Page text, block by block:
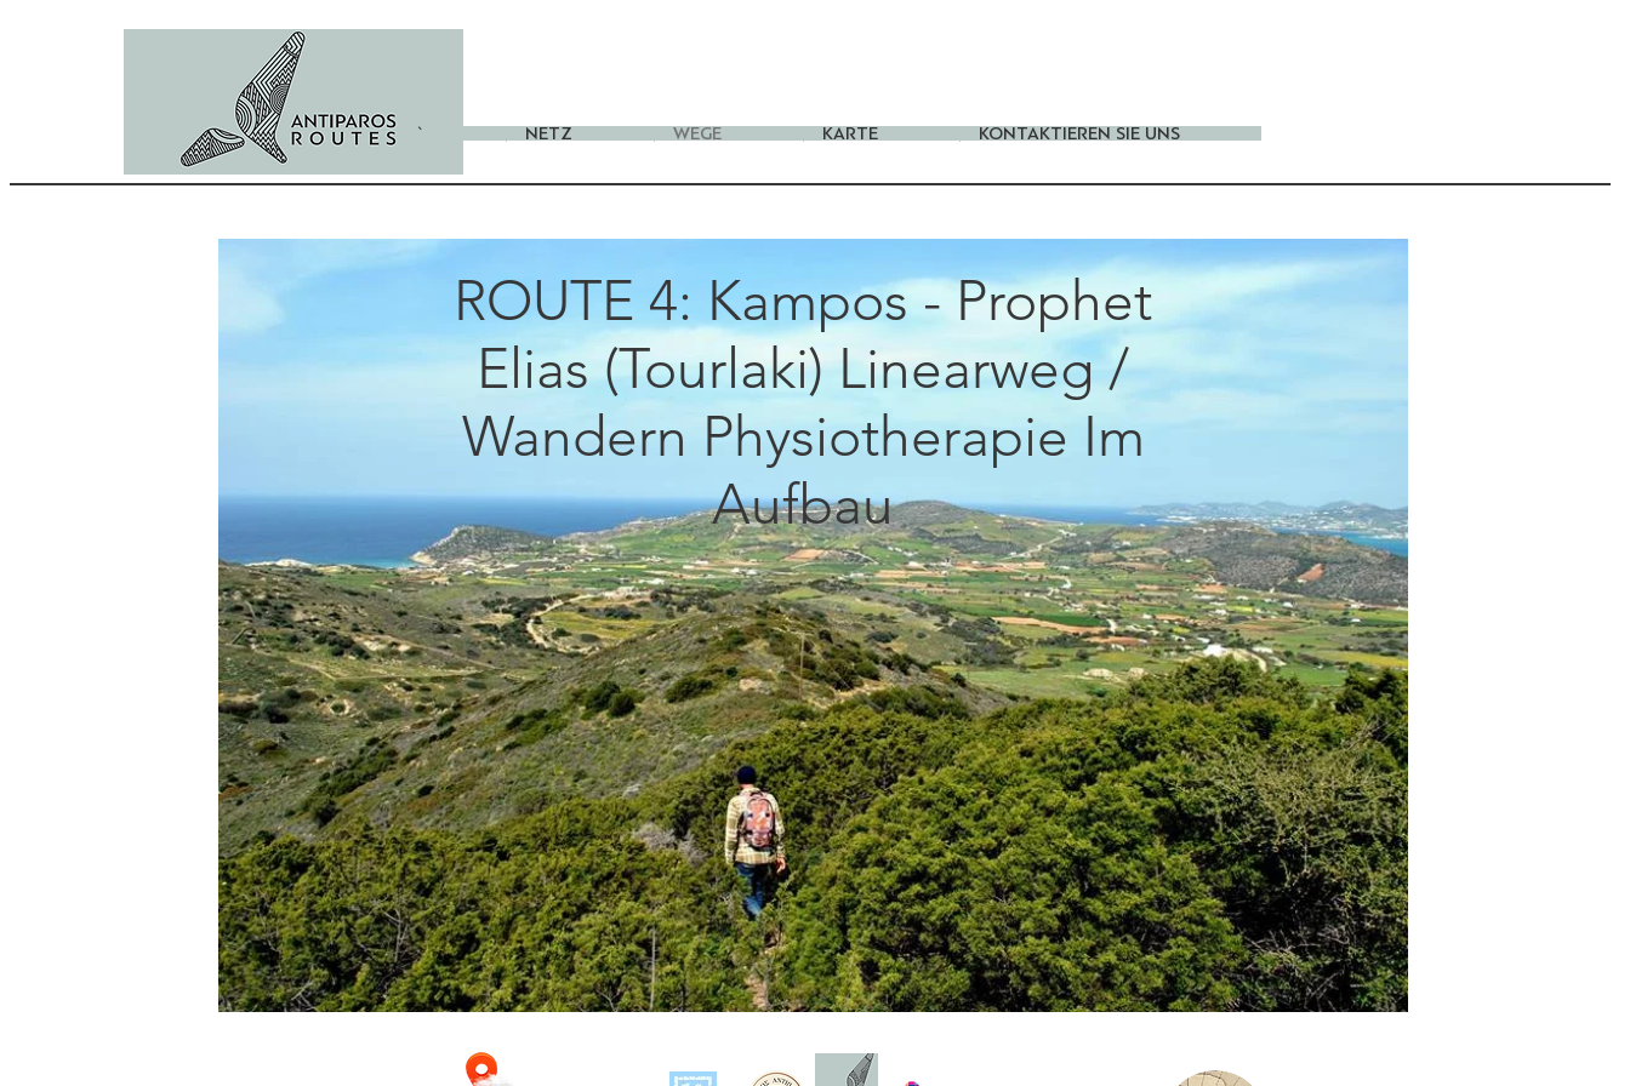
` NETZ WEGE KARTE KONTAKTIEREN SIE UNS
ROUTE 4: Kampos - Prophet
Elias (Tourlaki) Linearweg /
Wandern Physiotherapie Im
Aufbau